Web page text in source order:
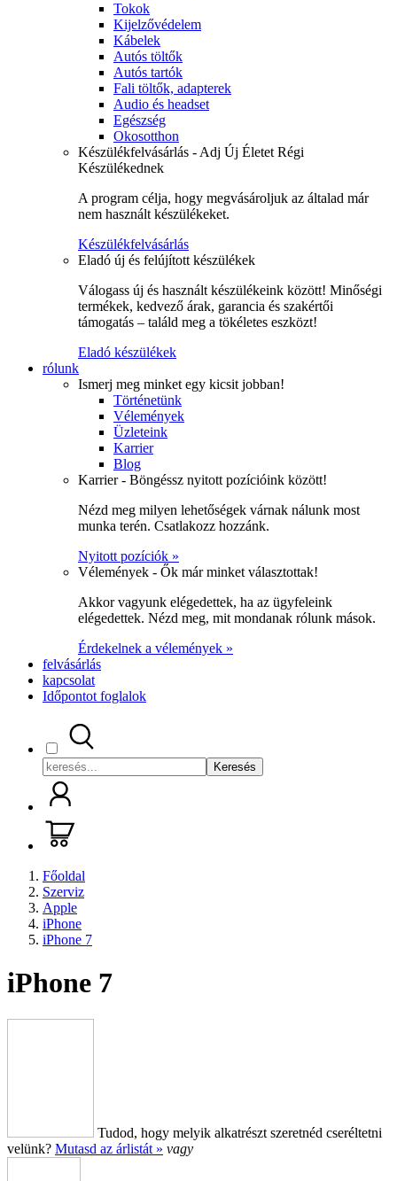
Tokok
Kijelzővédelem
Kábelek
Autós töltők
Autós tartók
Fali töltők, adapterek
Audio és headset
Egészség
Okosotthon
Készülékfelvásárlás - Adj Új Életet Régi
Készülékednek
A program célja, hogy megvásároljuk az általad már
nem használt készülékeket.
Készülékfelvásárlás
Eladó új és felújított készülékek
Válogass új és használt készülékeink között! Minőségi
termékek, kedvező árak, garancia és szakértői
támogatás – találd meg a tökéletes eszközt!
Eladó készülékek
rólunk
Ismerj meg minket egy kicsit jobban!
Történetünk
Vélemények
Üzleteink
Karrier
Blog
Karrier - Böngéssz nyitott pozícióink között!
Nézd meg milyen lehetőségek várnak nálunk most
munka terén. Csatlakozz hozzánk.
Nyitott pozíciók »
Vélemények - Ők már minket választottak!
Akkor vagyunk elégedettek, ha az ügyfeleink
elégedettek. Nézd meg, mit mondanak rólunk mások.
Érdekelnek a vélemények »
felvásárlás
kapcsolat
Időpontot foglalok
Keresés
Főoldal
Szerviz
Apple
iPhone
iPhone 7
iPhone 7
Tudod, hogy melyik alkatrészt szeretnéd cseréltetni
velünk? Mutasd az árlistát » vagy